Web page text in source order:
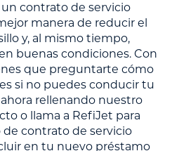
contrato de servicio
manera de reducir el
y, al mismo tiempo,
buenas condiciones. Con
que preguntarte cómo
si no puedes conducir tu
rellenando nuestro
o llama a RefiJet para
contrato de servicio
en tu nuevo préstamo